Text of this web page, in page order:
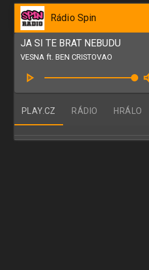
Rádio Spin
JA SI TE BRAT NEBUDU
VESNA ft. BEN CRISTOVAO
PLAY.CZ RÁDIO HRÁLO